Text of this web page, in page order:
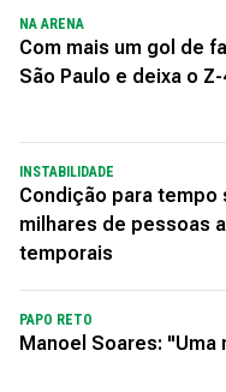
NA ARENA
Com mais um gol de
São Paulo e deixa o
INSTABILIDADE
Condição para tempo
milhares de pessoas
temporais
PAPO RETO
Manoel Soares: "Uma